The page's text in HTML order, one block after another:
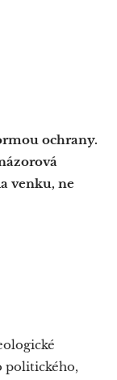
ochrany.
venku, ne
politického,